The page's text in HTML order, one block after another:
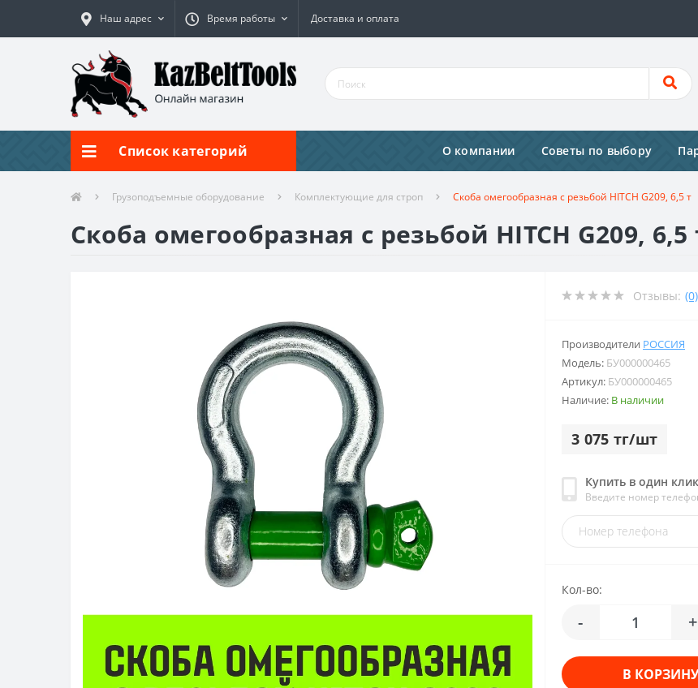
Наш адрес Время работы Доставка и оплата
Список категорий О компании Советы по выбору
Грузоподъемные оборудование Комплектующие для строп Скоба омегообразная с резьбой HITCH G209, 6,5 т
Скоба омегообразная с резьбой HITCH G209, 6,5
Отзывы: (0)
Производители РОССИЯ
Модель: БУ000000465
Артикул: БУ000000465
Наличие: В наличии
3 075 тг/шт
Купить в один клик
Введите номер
Кол-во:
- +
В КОРЗИНУ